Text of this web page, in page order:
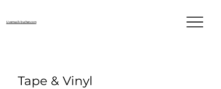
Livemusik-buchen.com
Tape & Vinyl